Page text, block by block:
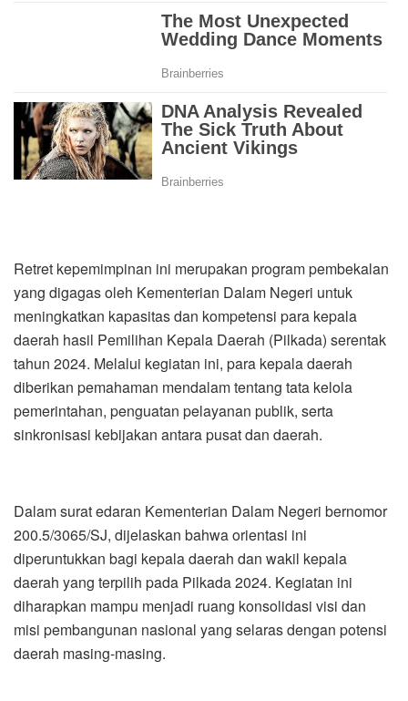
Retret kepemimpinan ini merupakan program pembekalan
yang digagas oleh Kementerian Dalam Negeri untuk
meningkatkan kapasitas dan kompetensi para kepala
daerah hasil Pemilihan Kepala Daerah (Pilkada) serentak
tahun 2024. Melalui kegiatan ini, para kepala daerah
diberikan pemahaman mendalam tentang tata kelola
pemerintahan, penguatan pelayanan publik, serta
sinkronisasi kebijakan antara pusat dan daerah.
Dalam surat edaran Kementerian Dalam Negeri bernomor
200.5/3065/SJ, dijelaskan bahwa orientasi ini
diperuntukkan bagi kepala daerah dan wakil kepala
daerah yang terpilih pada Pilkada 2024. Kegiatan ini
diharapkan mampu menjadi ruang konsolidasi visi dan
misi pembangunan nasional yang selaras dengan potensi
daerah masing-masing.